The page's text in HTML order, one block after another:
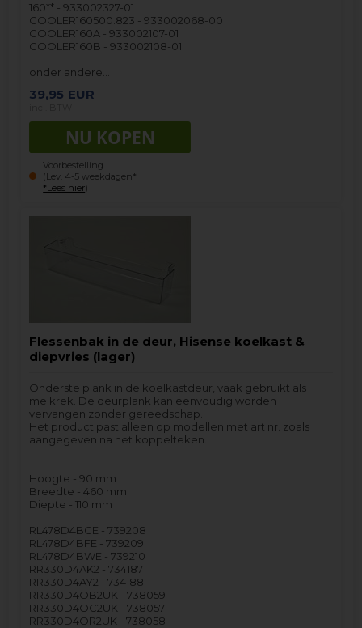
160** - 933002327-01
COOLER160500.823 - 933002068-00
COOLER160A - 933002107-01
COOLER160B - 933002108-01
onder andere…
39,95 EUR
Voorbestelling
(Lev. 4-5 weekdagen*
*Lees hier)
Flessenbak in de deur, Hisense koelkast &
diepvries (lager)
Onderste plank in de koelkastdeur, vaak gebruikt als
melkrek. De deurplank kan eenvoudig worden
vervangen zonder gereedschap.
Het product past alleen op modellen met art nr. zoals
aangegeven na het koppelteken.
Hoogte - 90 mm
Breedte - 460 mm
Diepte - 110 mm
RL478D4BCE - 739208
RL478D4BFE - 739209
RL478D4BWE - 739210
RR330D4AK2 - 734187
RR330D4AY2 - 734188
RR330D4OB2UK - 738059
RR330D4OC2UK - 738057
RR330D4OR2UK - 738058